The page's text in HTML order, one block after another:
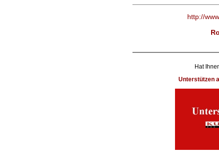
http://
Hat
Unterstützen